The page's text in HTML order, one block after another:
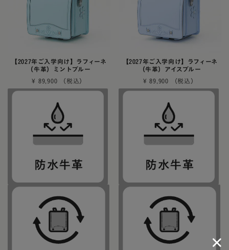
【2027年ご入学向け】ラフィーネ
（牛革）ミントブルー
¥ 89,900
【2027年ご入学向け】ラフィーネ
（牛革）アイスブルー
¥ 89,900